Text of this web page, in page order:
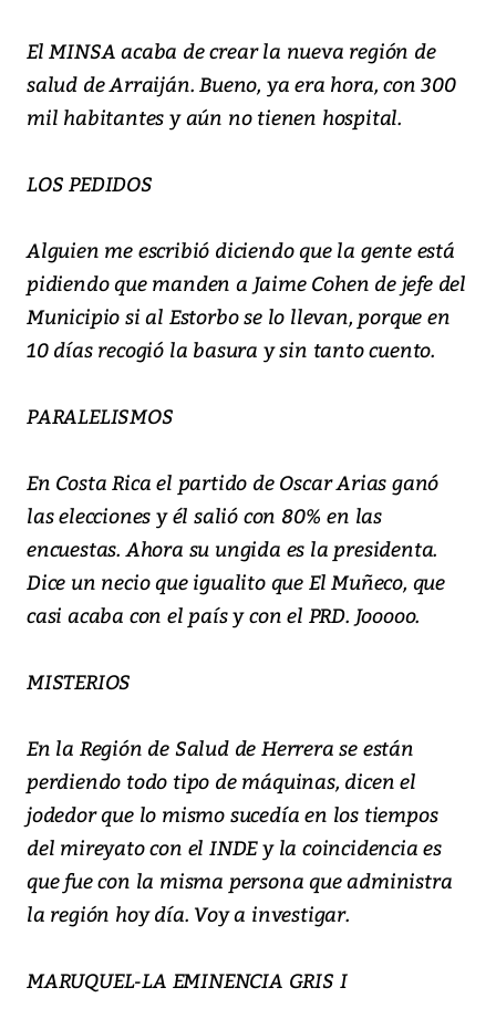
El MINSA acaba de crear la nueva región de
salud de Arraiján. Bueno, ya era hora, con 300
mil habitantes y aún no tienen hospital.
LOS PEDIDOS
Alguien me escribió diciendo que la gente está
pidiendo que manden a Jaime Cohen de jefe del
Municipio si al Estorbo se lo llevan, porque en
10 días recogió la basura y sin tanto cuento.
PARALELISMOS
En Costa Rica el partido de Oscar Arias ganó
las elecciones y él salió con 80% en las
encuestas. Ahora su ungida es la presidenta.
Dice un necio que igualito que El Muñeco, que
casi acaba con el país y con el PRD. Jooooo.
MISTERIOS
En la Región de Salud de Herrera se están
perdiendo todo tipo de máquinas, dicen el
jodedor que lo mismo sucedía en los tiempos
del mireyato con el INDE y la coincidencia es
que fue con la misma persona que administra
la región hoy día. Voy a investigar.
MARUQUEL-LA EMINENCIA GRIS I